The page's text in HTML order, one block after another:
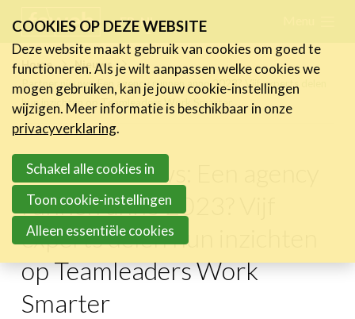
links
Jump
to
navigation
to
main
content
FR NL
Home
Nieuws
Partner nieuws: Een agency runnen anno 2023? Vijf experts delen
hun inzichten op Teamleaders Work Smarter
Partner nieuws: Een agency
runnen anno 2023? Vijf
experts delen hun inzichten
op Teamleaders Work
Smarter
Nieuws
Nieuwsberichten
FeWeb Videos
Jobs in de sector
Activiteiten
Cases
Expertise
COOKIES OP DEZE WEBSITE
Deze website maakt gebruik van cookies om goed te
functioneren. Als je wilt aanpassen welke cookies we
mogen gebruiken, kan je jouw cookie-instellingen
wijzigen. Meer informatie is beschikbaar in onze
privacyverklaring.
Schakel alle cookies in
Toon cookie-instellingen
Alleen essentiële cookies